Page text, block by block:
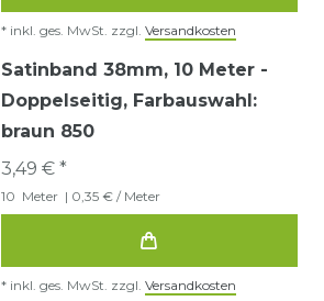
* inkl. ges. MwSt. zzgl. Versandkosten
Satinband 38mm, 10 Meter -
Doppelseitig, Farbauswahl:
braun 850
3,49 € *
10 Meter | 0,35 € / Meter
* inkl. ges. MwSt. zzgl. Versandkosten